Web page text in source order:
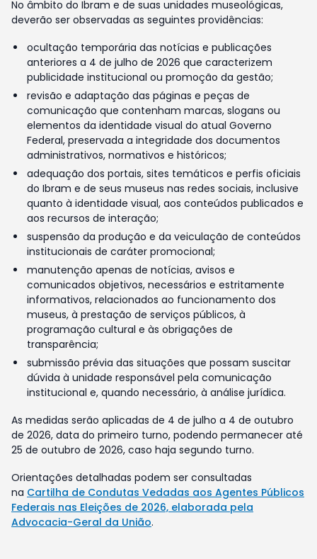
No âmbito do Ibram e de suas unidades museológicas,
deverão ser observadas as seguintes providências:
ocultação temporária das notícias e publicações
anteriores a 4 de julho de 2026 que caracterizem
publicidade institucional ou promoção da gestão;
revisão e adaptação das páginas e peças de
comunicação que contenham marcas, slogans ou
elementos da identidade visual do atual Governo
Federal, preservada a integridade dos documentos
administrativos, normativos e históricos;
adequação dos portais, sites temáticos e perfis oficiais
do Ibram e de seus museus nas redes sociais, inclusive
quanto à identidade visual, aos conteúdos publicados e
aos recursos de interação;
suspensão da produção e da veiculação de conteúdos
institucionais de caráter promocional;
manutenção apenas de notícias, avisos e
comunicados objetivos, necessários e estritamente
informativos, relacionados ao funcionamento dos
museus, à prestação de serviços públicos, à
programação cultural e às obrigações de
transparência;
submissão prévia das situações que possam suscitar
dúvida à unidade responsável pela comunicação
institucional e, quando necessário, à análise jurídica.
As medidas serão aplicadas de 4 de julho a 4 de outubro
de 2026, data do primeiro turno, podendo permanecer até
25 de outubro de 2026, caso haja segundo turno.
Orientações detalhadas podem ser consultadas
na Cartilha de Condutas Vedadas aos Agentes Públicos
Federais nas Eleições de 2026, elaborada pela
Advocacia-Geral da União.